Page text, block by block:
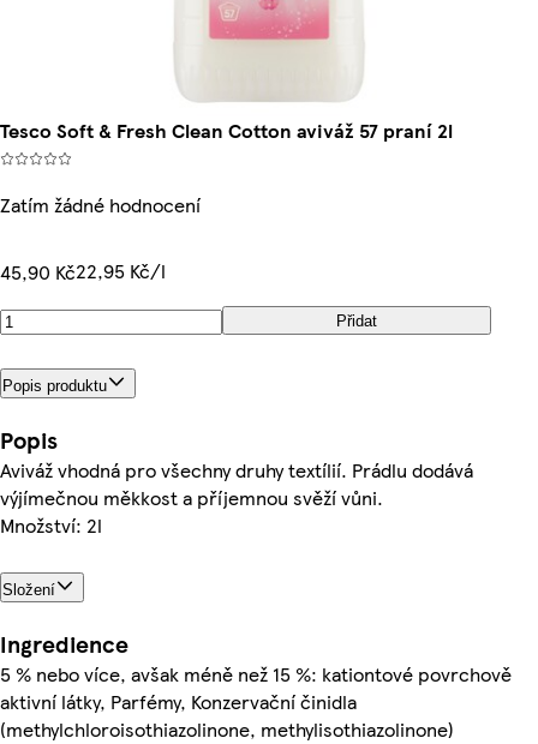
Tesco Soft & Fresh Clean Cotton aviváž 57 praní 2l
Zatím žádné hodnocení
45,90 Kč22,95 Kč/l
Přidat
Popis produktu
Popis
Aviváž vhodná pro všechny druhy textílií. Prádlu dodává
výjímečnou měkkost a příjemnou svěží vůni.
Množství: 2l
Složení
Ingredience
5 % nebo více, avšak méně než 15 %: kationtové povrchově
aktivní látky, Parfémy, Konzervační činidla
(methylchloroisothiazolinone, methylisothiazolinone)